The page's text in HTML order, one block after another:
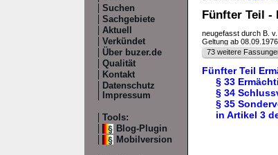
Suchen
Sachgebiete
Aktuell
Verkündet
Über buzer.de
Qualität
Kontakt
Datenschutz
Impressum
Tools:
Blog-Plugin
Mobilversion
Fünfter Teil -
neugefasst durch B.
Geltung ab
73 weitere
Fünfter Teil
§ 33
§ 34
§ 35
in Artikel 3